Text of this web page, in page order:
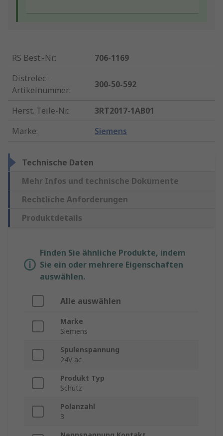
RS Best.-Nr.:
706-1169
Distrelec-
Artikelnummer:
300-50-592
Herst. Teile-Nr.:
3RT2017-1AB01
Marke: Siemens
Technische Daten
Mehr Infos und technische Dokumente
Rechtliche Anforderungen
Produktdetails
Finden Sie ähnliche Produkte, indem
Sie ein oder mehrere Eigenschaften
auswählen.
Alle auswählen
Marke
Siemens
Spulenspannung
24V ac
Produkt Typ
Schütz
Polanzahl
3